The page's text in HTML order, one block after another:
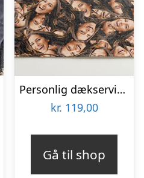
Personlig dækserviet med Billede – Multiface
kr. 119,00
Gå til shop